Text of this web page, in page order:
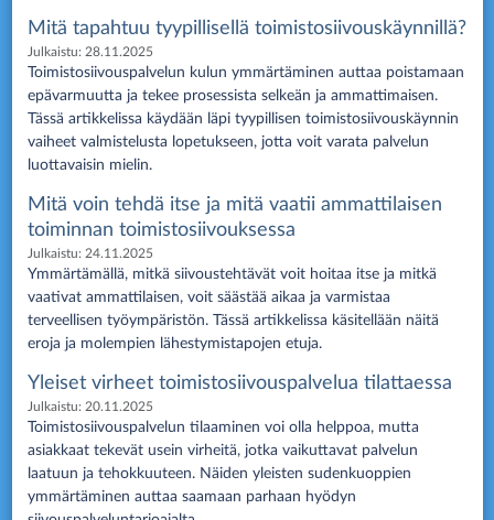
Mitä tapahtuu tyypillisellä toimistosiivouskäynnillä?
Julkaistu: 28.11.2025
Toimistosiivouspalvelun kulun ymmärtäminen auttaa poistamaan
epävarmuutta ja tekee prosessista selkeän ja ammattimaisen.
Tässä artikkelissa käydään läpi tyypillisen toimistosiivouskäynnin
vaiheet valmistelusta lopetukseen, jotta voit varata palvelun
luottavaisin mielin.
Mitä voin tehdä itse ja mitä vaatii ammattilaisen
toiminnan toimistosiivouksessa
Julkaistu: 24.11.2025
Ymmärtämällä, mitkä siivoustehtävät voit hoitaa itse ja mitkä
vaativat ammattilaisen, voit säästää aikaa ja varmistaa
terveellisen työympäristön. Tässä artikkelissa käsitellään näitä
eroja ja molempien lähestymistapojen etuja.
Yleiset virheet toimistosiivouspalvelua tilattaessa
Julkaistu: 20.11.2025
Toimistosiivouspalvelun tilaaminen voi olla helppoa, mutta
asiakkaat tekevät usein virheitä, jotka vaikuttavat palvelun
laatuun ja tehokkuuteen. Näiden yleisten sudenkuoppien
ymmärtäminen auttaa saamaan parhaan hyödyn